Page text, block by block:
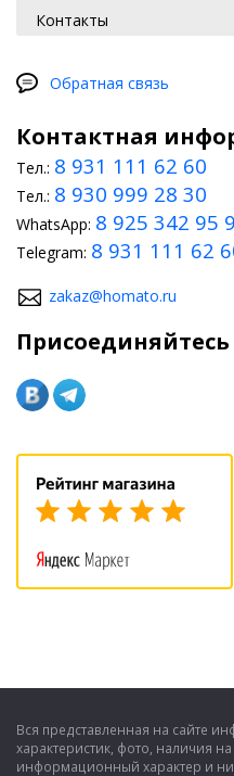
Контакты
Обратная связь
Контактная
Тел.: 8 931 111 62 60
Тел.: 8 930 999 28 30
WhatsApp: 8 925 342 95
Telegram: 8 931 111 62
zakaz@homato.ru
Вся представленная на сайте
характеристик, фото, наличия
информационный характер и ни